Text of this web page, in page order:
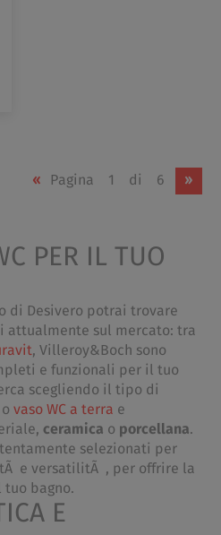
« Pagina 1 di 6 »
PER IL TUO
di Desivero potrai trovare
attualmente sul mercato: tra
, Villeroy&Boch sono
e funzionali per il tuo
scegliendo il tipo di
o vaso WC a terra e
ceramica o porcellana.
selezionati per
e versatilitÃ , per offrire la
bagno.
E